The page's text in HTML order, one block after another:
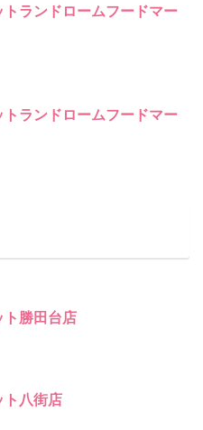
ランドロームフードマー
ランドロームフードマー
ト勝田台店
ト八街店